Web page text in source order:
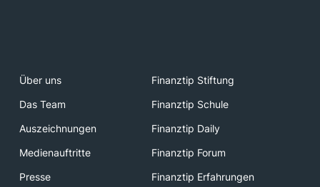
Über uns
Finanztip Stiftung
Das Team
Finanztip Schule
Auszeichnungen
Finanztip Daily
Medienauftritte
Finanztip Forum
Presse
Finanztip Erfahrungen